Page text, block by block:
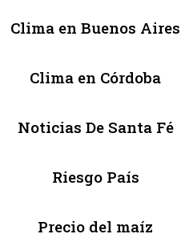
Clima en Buenos Aires
Clima en Córdoba
Noticias De Santa Fé
Riesgo País
Precio del maíz